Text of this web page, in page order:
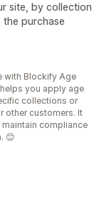
site, by collection
purchase
with Blockify Age
you apply age
collections or
other customers. It
compliance
😊